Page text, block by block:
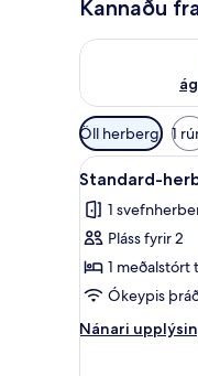
Kannaðu
Athuga
Síur
í
boði
fyrir
herbergi
Öll herbergi 1
Skoða
allar
myndir
fyrir
Standard-
herbergi
með
tvíbreiðu
2
Standard-
1
Pláss fyrir 2
1
Ókeypis
Nánari
Nánari